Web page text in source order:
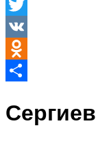
Facebook
Twitter
VK
Odnoklassniki